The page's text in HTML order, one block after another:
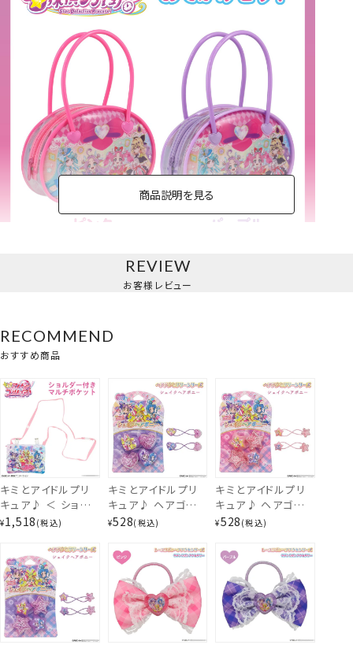
おでかけセット＜ピンク/パープル＞
ショルダー付マルチポケット
もっとみる
商品説明を見る
REVIEW
お客様レビュー
RECOMMEND
おすすめ商品
キミとアイドルプリ
キュア♪ ＜ ショル
ダー付きマルチポケ
¥1,518 税込
キミとアイドルプリ
キュア♪ ヘアゴム
シェイクヘアポニー
ル ＞ PR43897
¥528 税込
キミとアイドルプリ
キュア♪ ヘアゴム
シェイクヘアポニー
PR43898
¥528 税込